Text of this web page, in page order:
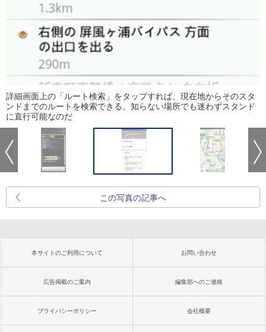
詳細画面上の「ルート検索」をタップすれば、現在地からそのスタ
ンドまでのルートを検索できる。知らない場所でも迷わずスタンド
に直行可能なのだ
この写真の記事へ
本サイトのご利用について お問い合わせ
広告掲載のご案内 編集部へのご連絡
プライバシーポリシー 会社概要